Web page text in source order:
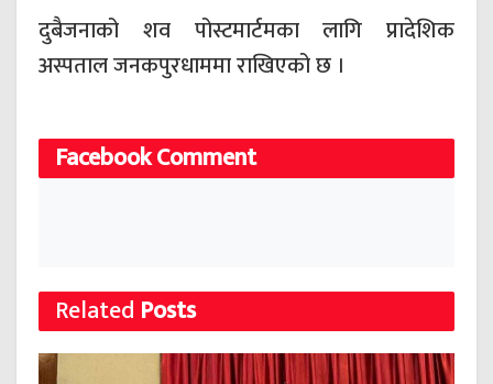
दुबैजनाको शव पोस्टमार्टमका लागि प्रादेशिक
अस्पताल जनकपुरधाममा राखिएको छ ।
Facebook Comment
Related Posts